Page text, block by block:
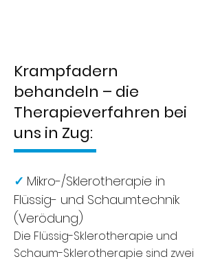
Krampfadern
behandeln – die
Therapieverfahren bei
uns in Zug:
✓ Mikro-/Sklerotherapie in
Flüssig- und Schaumtechnik
(Verödung)
Die Flüssig-Sklerotherapie und
Schaum-Sklerotherapie sind zwei